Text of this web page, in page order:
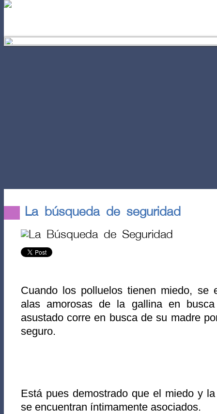
La búsqueda de seguridad
Cuando los polluelos tienen miedo, se
alas amorosas de la gallina en
asustado corre en busca de su madre
seguro.
Está pues demostrado que el miedo y
se encuentran íntimamente asociados.